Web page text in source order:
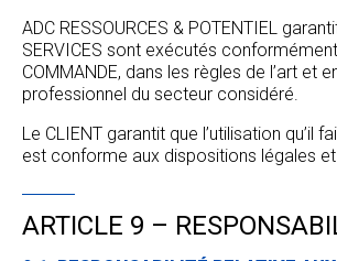
ADC RESSOURCES & POTENTIEL
SERVICES sont exécutés
COMMANDE, dans les règles de l’art et
professionnel du secteur considéré.
Le CLIENT garantit que l’utilisation qu’il
est conforme aux dispositions légales
ARTICLE 9 –